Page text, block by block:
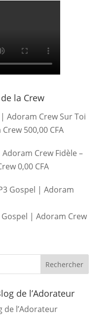
la Crew
Sur Toi
Crew 500,00 CFA
Fidèle –
0,00 CFA
| Adoram Crew
de l’Adorateur
de l’Adorateur